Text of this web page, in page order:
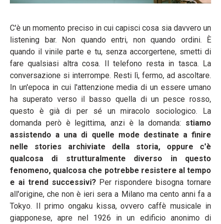
C'è un momento preciso in cui capisci cosa sia davvero un
listening bar. Non quando entri, non quando ordini. È
quando il vinile parte e tu, senza accorgertene, smetti di
fare qualsiasi altra cosa. Il telefono resta in tasca. La
conversazione si interrompe. Resti lì, fermo, ad ascoltare.
In un'epoca in cui l'attenzione media di un essere umano
ha superato verso il basso quella di un pesce rosso,
questo è già di per sé un miracolo sociologico. La
domanda però è legittima, anzi è la domanda: stiamo
assistendo a una di quelle mode destinate a finire
nelle stories archiviate della storia, oppure c'è
qualcosa di strutturalmente diverso in questo
fenomeno, qualcosa che potrebbe resistere al tempo
e ai trend successivi? Per rispondere bisogna tornare
all'origine, che non è ieri sera a Milano ma cento anni fa a
Tokyo. Il primo ongaku kissa, ovvero caffè musicale in
giapponese, apre nel 1926 in un edificio anonimo di